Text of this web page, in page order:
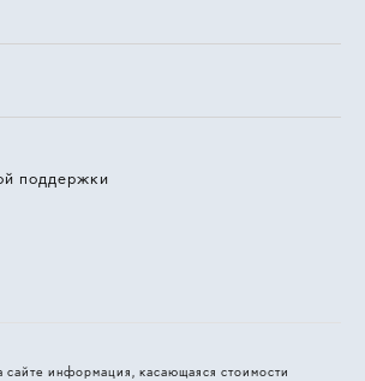
поддержки
сайте информация, касающаяся стоимости